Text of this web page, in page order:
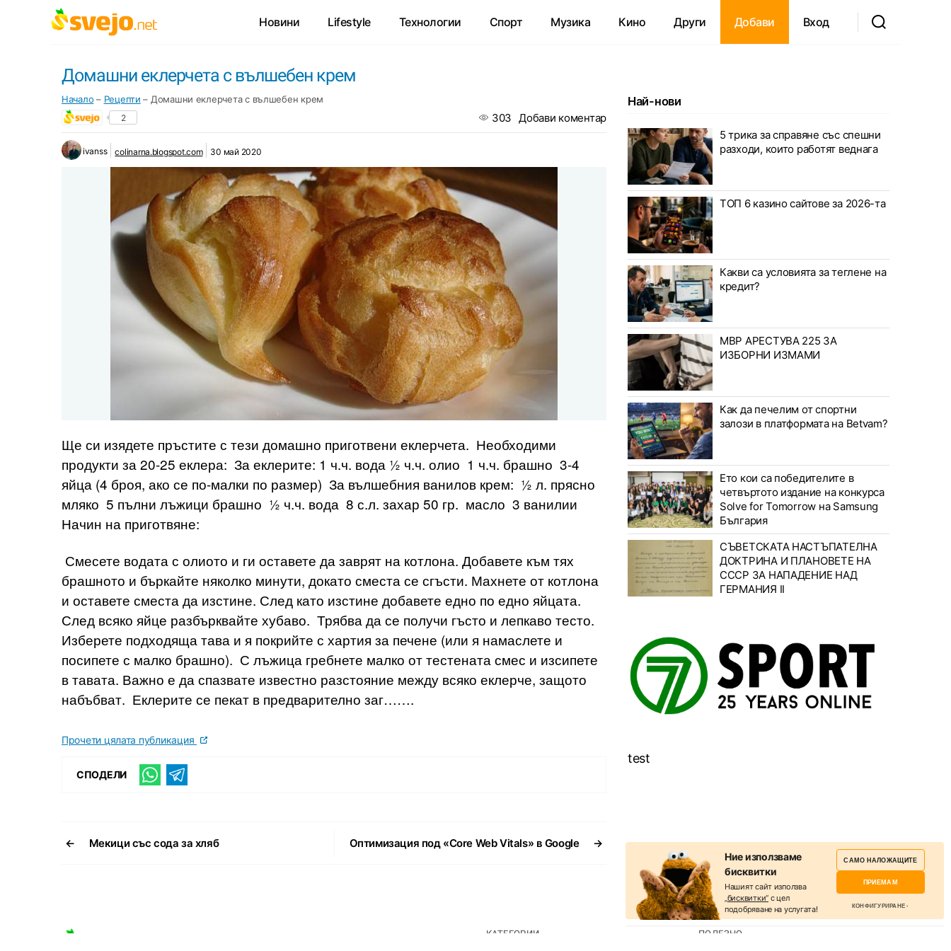
Новини Lifestyle Технологии Спорт Музика Кино Други Добави Вход
Домашни еклерчета с вълшебен крем
Начало – Рецепти – Домашни еклерчета с вълшебен крем
2 303 Добави коментар
ivanss colinarna.blogspot.com 30 май 2020
Ще си изядете пръстите с тези домашно приготвени еклерчета. Необходими
продукти за 20-25 еклера: За еклерите: 1 ч.ч. вода ½ ч.ч. олио 1 ч.ч. брашно 3-4
яйца (4 броя, ако се по-малки по размер) За вълшебния ванилов крем: ½ л. прясно
мляко 5 пълни лъжици брашно ½ ч.ч. вода 8 с.л. захар 50 гр. масло 3 ванилии
Начин на приготвяне:
Смесете водата с олиото и ги оставете да заврят на котлона. Добавете към тях
брашното и бъркайте няколко минути, докато сместа се сгъсти. Махнете от котлона
и оставете сместа да изстине. След като изстине добавете едно по едно яйцата.
След всяко яйце разбърквайте хубаво. Трябва да се получи гъсто и лепкаво тесто.
Изберете подходяща тава и я покрийте с хартия за печене (или я намаслете и
посипете с малко брашно). С лъжица гребнете малко от тестената смес и изсипете
в тавата. Важно е да спазвате известно разстояние между всяко еклерче, защото
набъбват. Еклерите се пекат в предварително заг…….
Прочети цялата публикация
СПОДЕЛИ
← Мекици със сода за хляб →
Оптимизация под «Core Web Vitals» в Google
Най-нови
5 трика за справяне със спешни
разходи, които работят веднага
ТОП 6 казино сайтове за 2026-та
Какви са условията за теглене на
кредит?
МВР АРЕСТУВА 225 ЗА
ИЗБОРНИ ИЗМАМИ
Как да печелим от спортни
залози в платформата на Betvam?
Ето кои са победителите в
четвъртото издание на конкурса
Solve for Tomorrow на Samsung
България
СЪВЕТСКАТА НАСТЪПАТЕЛНА
ДОКТРИНА И ПЛАНОВЕТЕ НА
СССР ЗА НАПАДЕНИЕ НАД
ГЕРМАНИЯ II
test
КАТЕГОРИИ ПОЛЕЗНО
Ние използваме
бисквитки
Нашият сайт използва
„бисквитки“ с цел
подобряване на услугата!
САМО НАЛОЖАЩИТЕ
ПРИЕМАМ
КОНФИГУРИРАНЕ